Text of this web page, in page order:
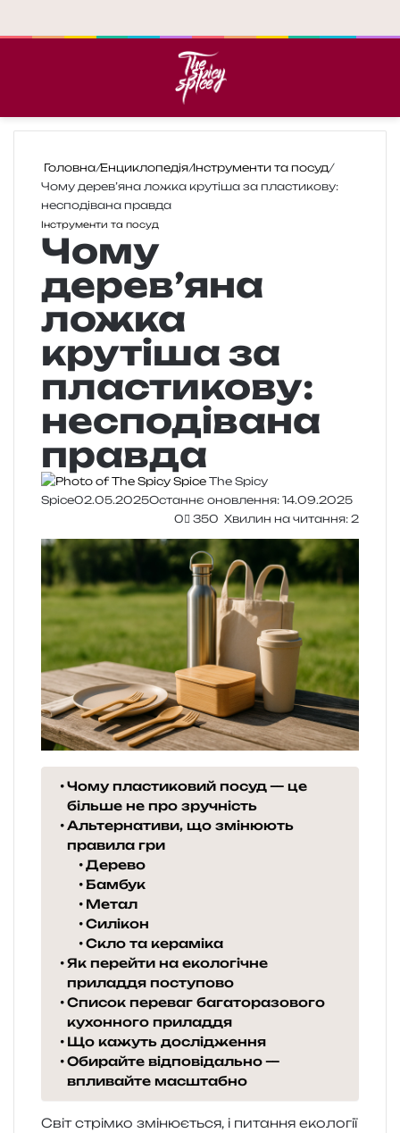
Головна/Енциклопедія/Інструменти та посуд/
Чому дерев’яна ложка крутіша за пластикову:
несподівана правда
Інструменти та посуд
Чому
дерев’яна
ложка
крутіша за
пластикову:
несподівана
правда
The Spicy
Spice02.05.2025Останнє оновлення: 14.09.2025
0
350 Хвилин на читання: 2
Чому пластиковий посуд — це
більше не про зручність
Альтернативи, що змінюють
правила гри
Дерево
Бамбук
Метал
Силікон
Скло та кераміка
Як перейти на екологічне
приладдя поступово
Список переваг багаторазового
кухонного приладдя
Що кажуть дослідження
Обирайте відповідально —
впливайте масштабно
Світ стрім­ко змі­ню­є­ться, і пита­н­ня еко­ло­гії